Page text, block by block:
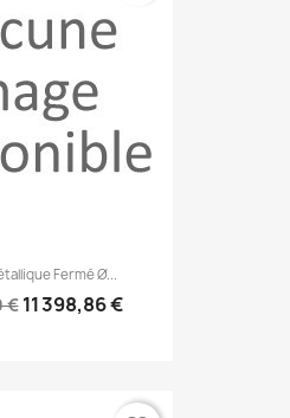
Fermé Ø...
€ 11 398,86 €